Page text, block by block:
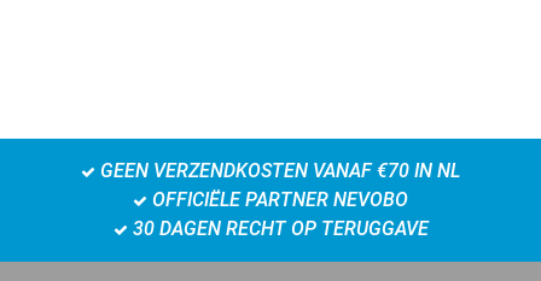
GEEN VERZENDKOSTEN VANAF €70 IN NL
OFFICIËLE PARTNER NEVOBO
30 DAGEN RECHT OP TERUGGAVE